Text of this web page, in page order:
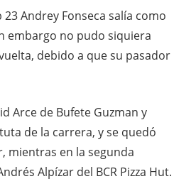
Andrey Fonseca salía como
embargo no pudo siquiera
debido a que su pasador
Arce de Bufete Guzman y
de la carrera, y se quedó
mientras en la segunda
Alpízar del BCR Pizza Hut.